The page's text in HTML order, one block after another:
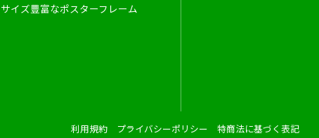
サイズ豊富なポスターフレーム
利用規約 プライバシーポリシー 特商法に基づく表記